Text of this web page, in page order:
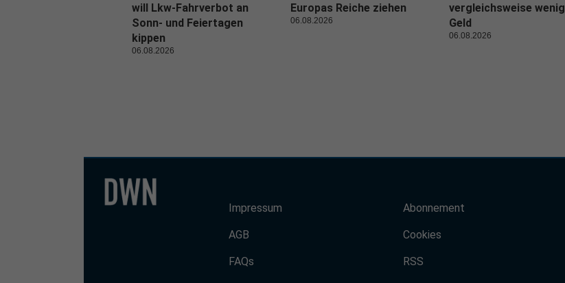
will Lkw-Fahrverbot an
Sonn- und Feiertagen
kippen
06.08.2026
Europas Reiche ziehen
06.08.2026
vergleichsweise wenig
Geld
06.08.2026
Impressum
AGB
FAQs
Abonnement
Cookies
RSS